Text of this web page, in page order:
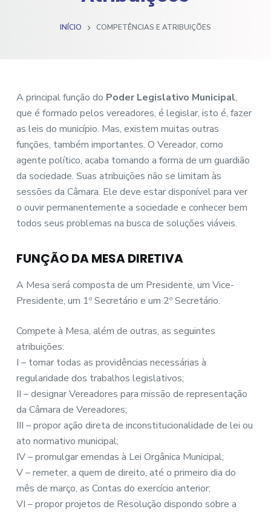
INÍCIO COMPETÊNCIAS E ATRIBUIÇÕES
A principal função do Poder Legislativo Municipal,
que é formado pelos vereadores, é legislar, isto é, fazer
as leis do município. Mas, existem muitas outras
funções, também importantes. O Vereador, como
agente político, acaba tomando a forma de um guardião
da sociedade. Suas atribuições não se limitam às
sessões da Câmara. Ele deve estar disponível para ver
o ouvir permanentemente a sociedade e conhecer bem
todos seus problemas na busca de soluções viáveis.
FUNÇÃO DA MESA DIRETIVA
A Mesa será composta de um Presidente, um Vice-
Presidente, um 1º Secretário e um 2º Secretário.
Compete à Mesa, além de outras, as seguintes
atribuições:
I – tomar todas as providências necessárias à
regularidade dos trabalhos legislativos;
II – designar Vereadores para missão de representação
da Câmara de Vereadores;
III – propor ação direta de inconstitucionalidade de lei ou
ato normativo municipal;
IV – promulgar emendas à Lei Orgânica Municipal;
V – remeter, a quem de direito, até o primeiro dia do
mês de março, as Contas do exercício anterior;
VI – propor projetos de Resolução dispondo sobre a